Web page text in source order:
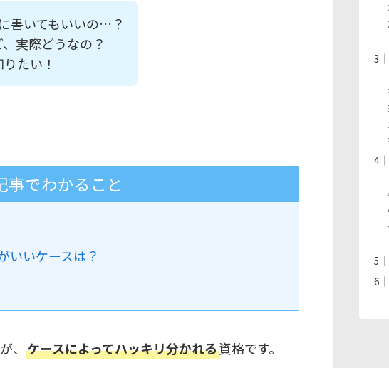
書いてもいいの…？
実際どうなの？
たい！
事でわかること
いいケースは？
、 ケースによってハッキリ分かれる資格です。